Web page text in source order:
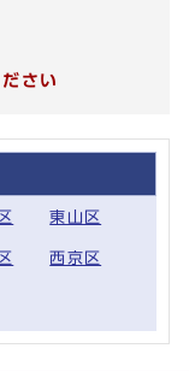
さい
東山区
西京区